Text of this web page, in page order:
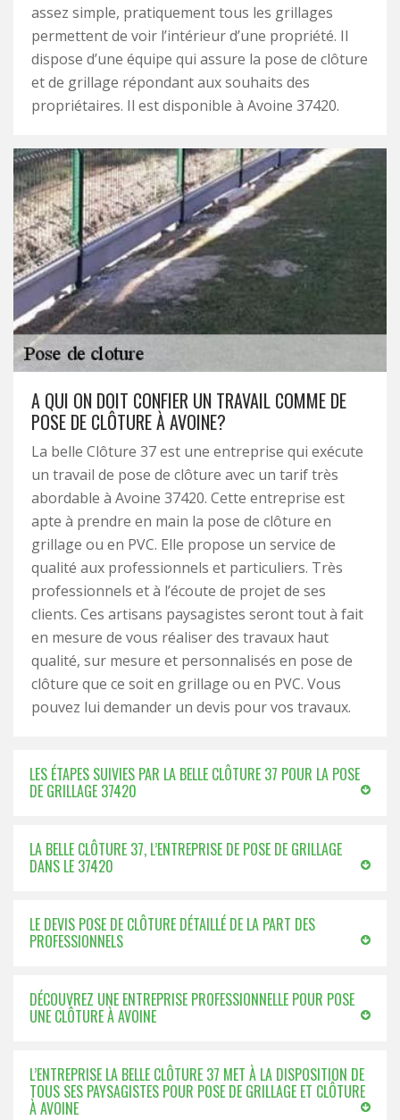
assez simple, pratiquement tous les grillages
permettent de voir l’intérieur d’une propriété. Il
dispose d’une équipe qui assure la pose de clôture
et de grillage répondant aux souhaits des
propriétaires. Il est disponible à Avoine 37420.
A QUI ON DOIT CONFIER UN TRAVAIL COMME DE
POSE DE CLÔTURE À AVOINE?
La belle Clôture 37 est une entreprise qui exécute
un travail de pose de clôture avec un tarif très
abordable à Avoine 37420. Cette entreprise est
apte à prendre en main la pose de clôture en
grillage ou en PVC. Elle propose un service de
qualité aux professionnels et particuliers. Très
professionnels et à l’écoute de projet de ses
clients. Ces artisans paysagistes seront tout à fait
en mesure de vous réaliser des travaux haut
qualité, sur mesure et personnalisés en pose de
clôture que ce soit en grillage ou en PVC. Vous
pouvez lui demander un devis pour vos travaux.
LES ÉTAPES SUIVIES PAR LA BELLE CLÔTURE 37 POUR LA POSE
DE GRILLAGE 37420
LA BELLE CLÔTURE 37, L’ENTREPRISE DE POSE DE GRILLAGE
DANS LE 37420
LE DEVIS POSE DE CLÔTURE DÉTAILLÉ DE LA PART DES
PROFESSIONNELS
DÉCOUVREZ UNE ENTREPRISE PROFESSIONNELLE POUR POSE
UNE CLÔTURE À AVOINE
L’ENTREPRISE LA BELLE CLÔTURE 37 MET À LA DISPOSITION DE
TOUS SES PAYSAGISTES POUR POSE DE GRILLAGE ET CLÔTURE
À AVOINE